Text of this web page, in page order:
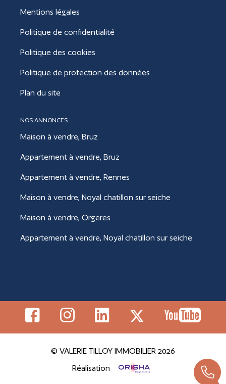
Mentions légales
Politique de confidentialité
Politique des cookies
Politique de protection des données
Plan du site
NOS ANNONCES
Maison à vendre, Bruz
Appartement à vendre, Bruz
Appartement à vendre, Rennes
Maison à vendre, Noyal chatillon sur seiche
Maison à vendre, Orgeres
Appartement à vendre, Noyal chatillon sur seiche
© VALERIE TILLOY IMMOBILIER 2026
Réalisation